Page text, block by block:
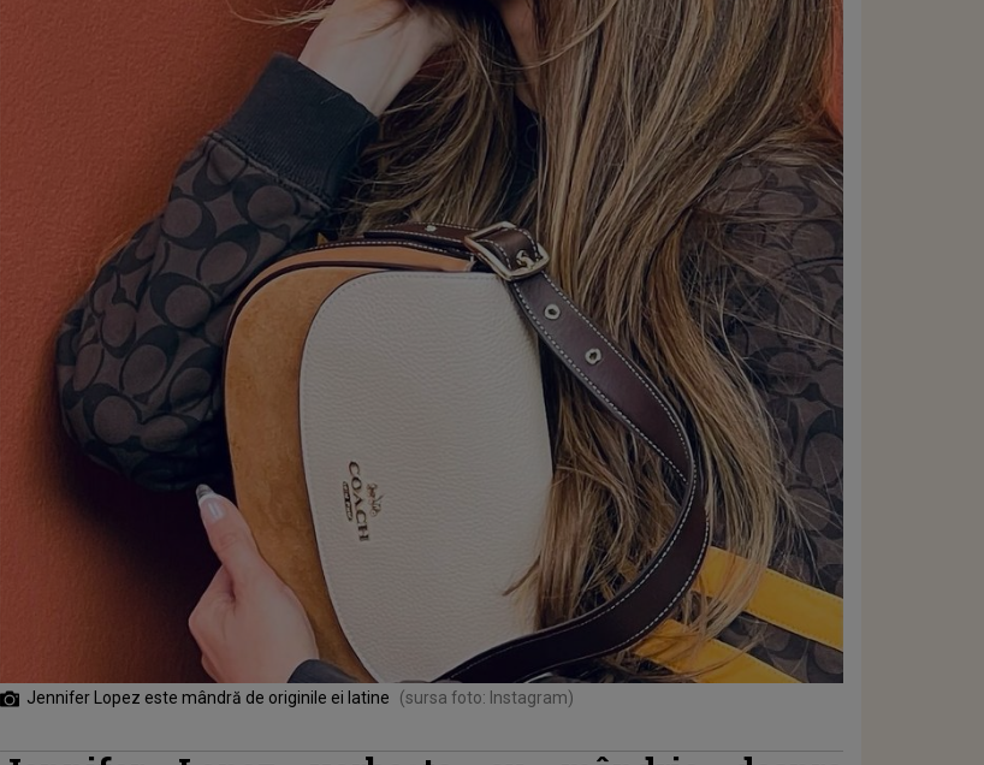
Jennifer Lopez este mândră de originile ei latine (sursa foto: Instagram)